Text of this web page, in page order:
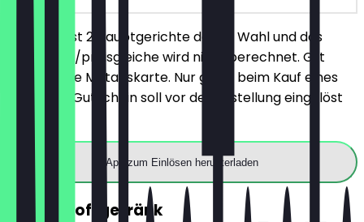
Du bestellst 2 Hauptgerichte deiner Wahl und das
günstigere/preisgleiche wird nicht berechnet. Gilt
nicht für die Mittagskarte. Nur gültig beim Kauf eines
Getränks. Gutschein soll vor der Bestellung eingelöst
werden.
App zum Einlösen herunterladen
GRATIS Softgetränk